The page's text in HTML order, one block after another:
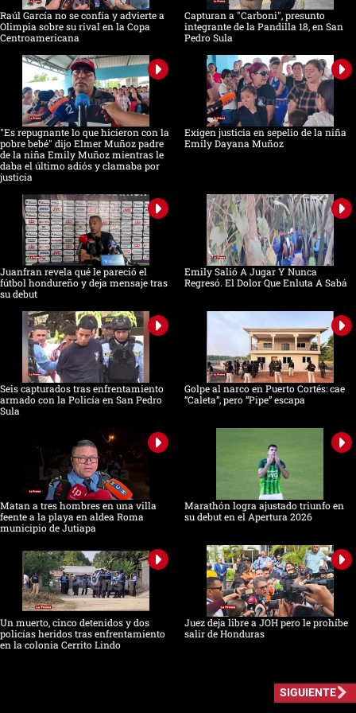
Raúl García no se confía y advierte a
Olimpia sobre su rival en la Copa
Centroamericana
Capturan a "Carboni", presunto
integrante de la Pandilla 18, en San
Pedro Sula
"Es repugnante lo que hicieron con la
pobre bebé" dijo Elmer Muñoz padre
de la niña Emily Muñoz mientras le
daba el último adiós y clamaba por
justicia
Exigen justicia en sepelio de la niña
Emily Dayana Muñoz
Juanfran revela qué le pareció el
fútbol hondureño y deja mensaje tras
su debut
Emily Salió A Jugar Y Nunca
Regresó. El Dolor Que Enluta A Sabá
Seis capturados tras enfrentamiento
armado con la Policía en San Pedro
Sula
Golpe al narco en Puerto Cortés: cae
“Caleta”, pero “Pipe” escapa
Matan a tres hombres en una villa
feente a la playa en aldea Roma
municipio de Jutiapa
Marathón logra ajustado triunfo en
su debut en el Apertura 2026
Un muerto, cinco detenidos y dos
policías heridos tras enfrentamiento
en la colonia Cerrito Lindo
Juez deja libre a JOH pero le prohíbe
salir de Honduras
SIGUIENTE